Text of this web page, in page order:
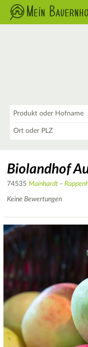
Biolandhof
74535 Mainhardt -
Keine Bewertungen